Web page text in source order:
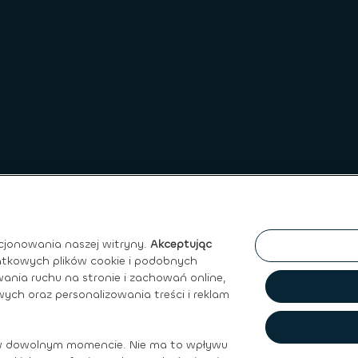
Prawo do ochrony Danych
naszej witryny. Akceptując
plików cookie i podobnych
ruchu na stronie i zachowań online,
oraz personalizowania treści i reklam
momencie. Nie ma to wpływu